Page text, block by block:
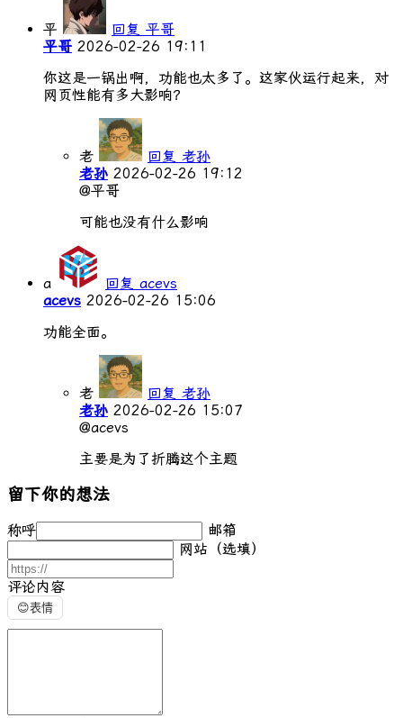
平
回复 平哥
平哥 2026-02-26 19:11
你这是一锅出啊，功能也太多了。这家伙运行起来，对
网页性能有多大影响？
老
回复 老孙
老孙 2026-02-26 19:12
@平哥
可能也没有什么影响
a
回复 acevs
acevs 2026-02-26 15:06
功能全面。
老
回复 老孙
老孙 2026-02-26 15:07
@acevs
主要是为了折腾这个主题
留下你的想法
称呼
邮箱
网站（选填）
评论内容
😊表情